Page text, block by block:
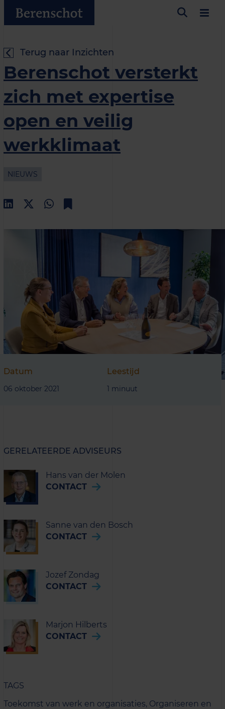
Terug naar Inzichten
Berenschot versterkt
zich met expertise
open en veilig
werkklimaat
NIEUWS
Datum
06 oktober 2021
Leestijd
1 minuut
GERELATEERDE ADVISEURS
Hans van der Molen
CONTACT
Sanne van den Bosch
CONTACT
Jozef Zondag
CONTACT
Marjon Hilberts
CONTACT
TAGS
Toekomst van werk en organisaties, Organiseren en